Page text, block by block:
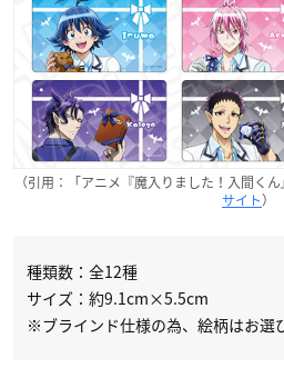
（引用：「アニメ『魔入りました！入間く
サイト）
種類数：全12種
サイズ：約9.1cm×5.5cm
※ブラインド仕様の為、絵柄はお選